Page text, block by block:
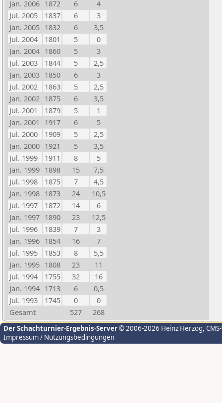
Jan. 2006 1872 6
4
Jul. 2005
1837 6
3
Jan. 2005 1832 6
3,5
Jul. 2004
1801 5
0
Jan. 2004 1860 5
3
Jul. 2003
1844 5
2,5
Jan. 2003 1850 6
3
Jul. 2002
1863 5
2,5
Jan. 2002 1875 6
3,5
Jul. 2001
1879 5
1
Jan. 2001
1917 6
5
Jul. 2000
1909 5
2,5
Jan. 2000 1921 5
3,5
Jul. 1999
1911 8
5
Jan. 1999 1898 15
7,5
Jul. 1998
1875 7
4,5
Jan. 1998 1873 24
10,5
Jul. 1997
1872 14
6
Jan. 1997 1890 23
12,5
Jul. 1996
1839 7
3
Jan. 1996 1854 16
7
Jul. 1995
1853 8
5,5
Jan. 1995 1808 23
11
Jul. 1994
1755 32
16
Jan. 1994 1713 6
0,5
Jul. 1993
1745 0
0
Gesamt
527 268
Der Schachturnier-Ergebnis-Server© 2006-2026 Heinz Herzog,
Impressum / Nutzungsbedingungen